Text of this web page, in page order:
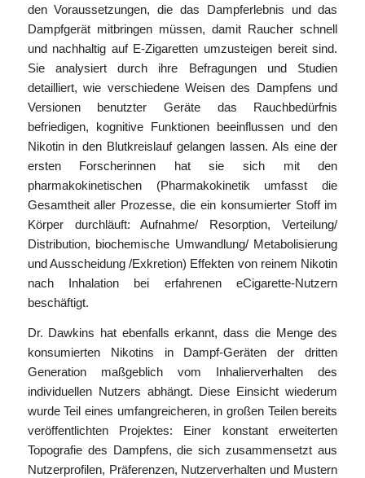
den Voraussetzungen, die das Dampferlebnis und das
Dampfgerät mitbringen müssen, damit Raucher schnell
und nachhaltig auf E-Zigaretten umzusteigen bereit sind.
Sie analysiert durch ihre Befragungen und Studien
detailliert, wie verschiedene Weisen des Dampfens und
Versionen benutzter Geräte das Rauchbedürfnis
befriedigen, kognitive Funktionen beeinflussen und den
Nikotin in den Blutkreislauf gelangen lassen. Als eine der
ersten Forscherinnen hat sie sich mit den
pharmakokinetischen (Pharmakokinetik umfasst die
Gesamtheit aller Prozesse, die ein konsumierter Stoff im
Körper durchläuft: Aufnahme/ Resorption, Verteilung/
Distribution, biochemische Umwandlung/ Metabolisierung
und Ausscheidung /Exkretion) Effekten von reinem Nikotin
nach Inhalation bei erfahrenen eCigarette-Nutzern
beschäftigt.
Dr. Dawkins hat ebenfalls erkannt, dass die Menge des
konsumierten Nikotins in Dampf-Geräten der dritten
Generation maßgeblich vom Inhalierverhalten des
individuellen Nutzers abhängt. Diese Einsicht wiederum
wurde Teil eines umfangreicheren, in großen Teilen bereits
veröffentlichten Projektes: Einer konstant erweiterten
Topografie des Dampfens, die sich zusammensetzt aus
Nutzerprofilen, Präferenzen, Nutzerverhalten und Mustern